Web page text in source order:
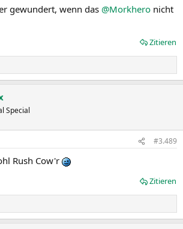
gewundert, wenn das @Morkhero nicht
Zitieren
Special
#3.489
Rush Cow'r
Zitieren